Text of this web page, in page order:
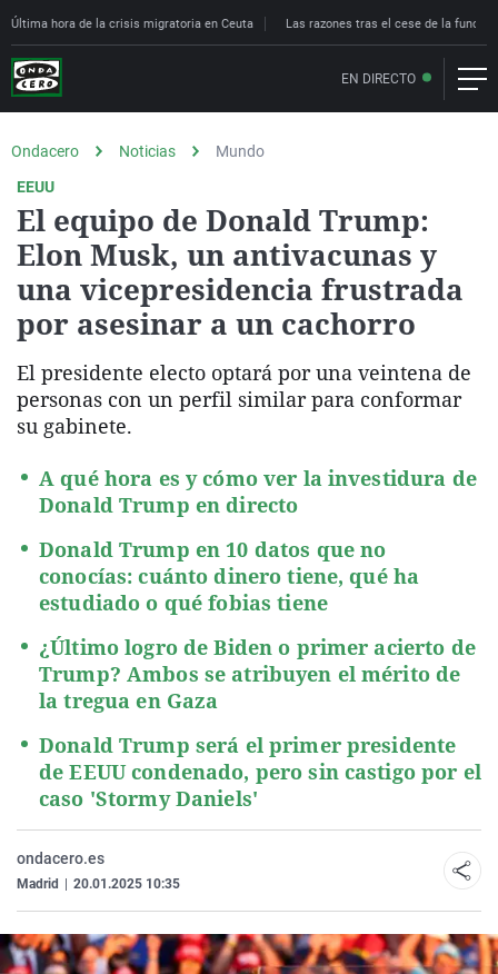
Última hora de la crisis migratoria en Ceuta Las razones tras el cese de la
EN DIRECTO
Ondacero Noticias
Mundo
EEUU
El equipo de Donald Trump:
Elon Musk, un antivacunas y
una vicepresidencia frustrada
por asesinar a un cachorro
El presidente electo optará por una veintena de
personas con un perfil similar para conformar
su gabinete.
A qué hora es y cómo ver la investidura de
Donald Trump en directo
Donald Trump en 10 datos que no
conocías: cuánto dinero tiene, qué ha
estudiado o qué fobias tiene
¿Último logro de Biden o primer acierto de
Trump? Ambos se atribuyen el mérito de
la tregua en Gaza
Donald Trump será el primer presidente
de EEUU condenado, pero sin castigo por el
caso 'Stormy Daniels'
ondacero.es
Madrid 20.01.2025 10:35